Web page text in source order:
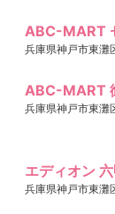
ABC-MART
兵庫県神戸市東灘
ABC-MART
兵庫県神戸市東灘
エディオン
兵庫県神戸市東灘